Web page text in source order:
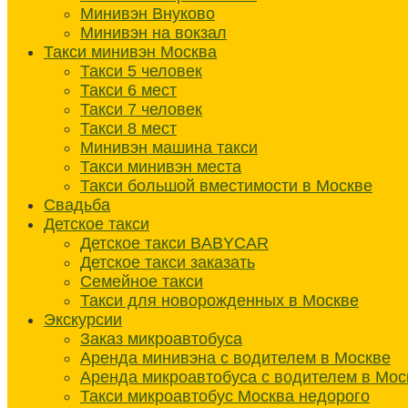
Минивэн Внуково
Минивэн на вокзал
Такси минивэн Москва
Такси 5 человек
Такси 6 мест
Такси 7 человек
Такси 8 мест
Минивэн машина такси
Такси минивэн места
Такси большой вместимости в Москве
Свадьба
Детское такси
Детское такси BABYCAR
Детское такси заказать
Семейное такси
Такси для новорожденных в Москве
Экскурсии
Заказ микроавтобуса
Аренда минивэна с водителем в Москве
Аренда микроавтобуса с водителем в
Такси микроавтобус Москва недорого